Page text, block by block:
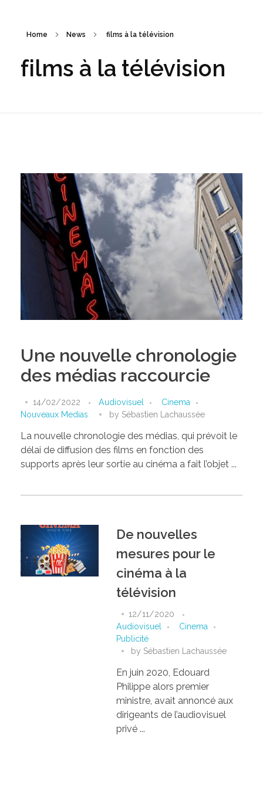
Home News films à la télévision
films à la télévision
Une nouvelle chronologie
des médias raccourcie
14/02/2022 Audiovisuel
Cinema
Nouveaux Medias
by Sébastien Lachaussée
La nouvelle chronologie des médias, qui prévoit le
délai de diffusion des films en fonction des
supports après leur sortie au cinéma a fait l’objet ...
De nouvelles
mesures pour le
cinéma à la
télévision
12/11/2020
Audiovisuel
Cinema
Publicité
by Sébastien Lachaussée
En juin 2020, Edouard
Philippe alors premier
ministre, avait annoncé aux
dirigeants de l’audiovisuel
privé ...